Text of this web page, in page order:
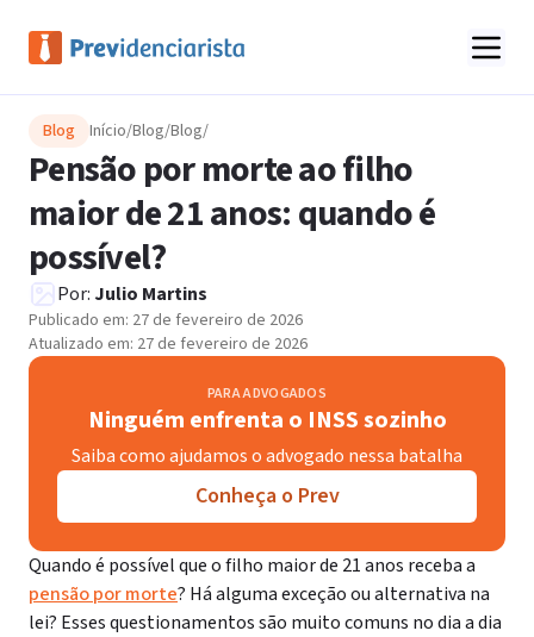
Blog Início/Blog/Blog/
Pensão por morte ao filho
maior de 21 anos: quando é
possível?
Por: Julio Martins
Publicado em: 27 de fevereiro de 2026
Atualizado em: 27 de fevereiro de 2026
PARA ADVOGADOS
Ninguém enfrenta o INSS sozinho
Saiba como ajudamos o advogado nessa batalha
Conheça o Prev
Quando é possível que o filho maior de 21 anos receba a
pensão por morte? Há alguma exceção ou alternativa na
lei? Esses questionamentos são muito comuns no dia a dia